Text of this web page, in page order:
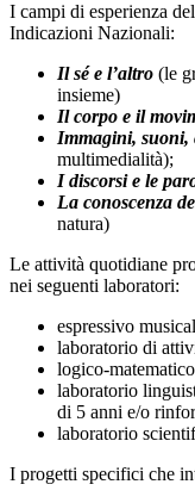
I campi di esperienza
Indicazioni Nazionali:
Il sé e l’altro (le
insieme)
Il corpo e il
Immagini, suoni,
multimedialità);
I discorsi e le
La conoscenza
natura)
Le attività quotidiane
nei seguenti laboratori:
espressivo
laboratorio di
logico-
laboratorio
di 5 anni e/o
laboratorio
I progetti specifici che